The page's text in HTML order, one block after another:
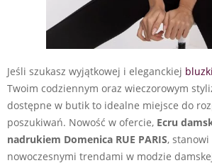
Jeśli szukasz wyjątkowej i eleganckiej bluzki
Twoim codziennym oraz wieczorowym
dostępne w butik to idealne miejsce do
poszukiwań. Nowość w ofercie, Ecru
nadrukiem Domenica RUE PARIS, stanowi
nowoczesnymi trendami w modzie